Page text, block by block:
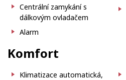
Centrální zamykání s
dálkovým ovladačem
Alarm
Komfort
Klimatizace automatická,